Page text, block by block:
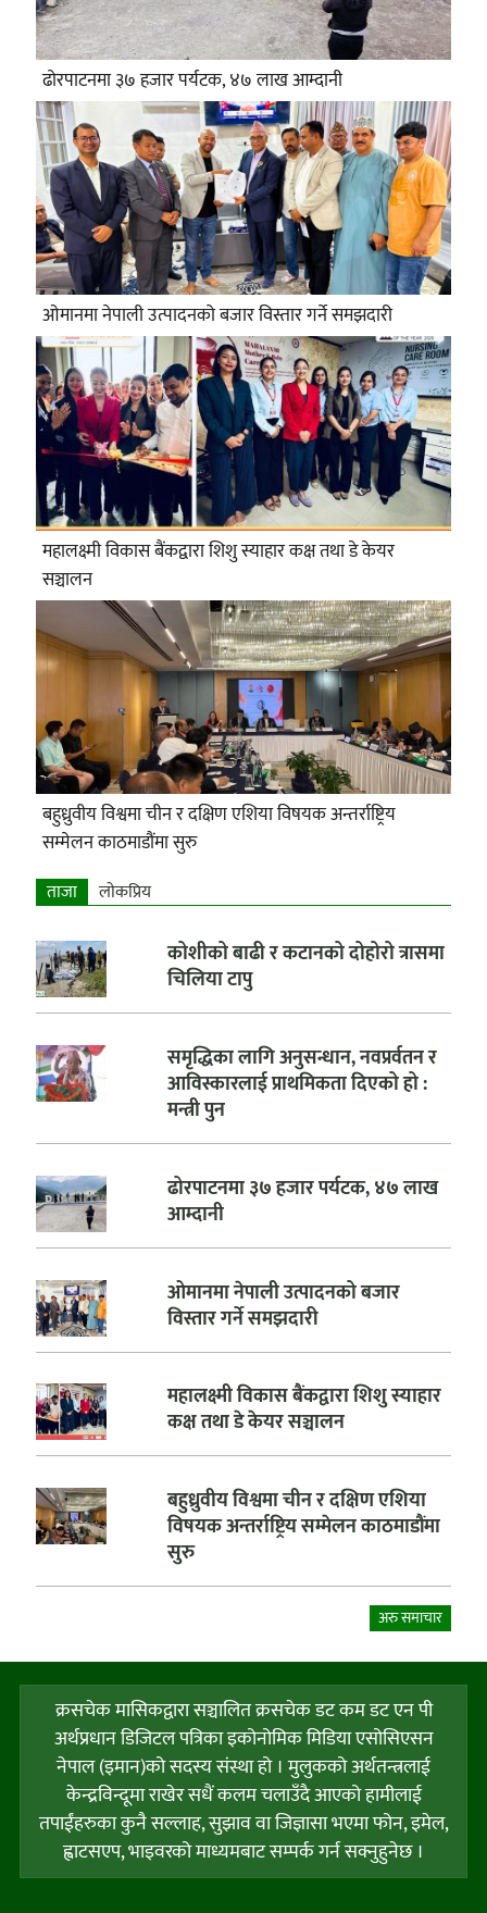
ढोरपाटनमा ३७ हजार पर्यटक, ४७ लाख आम्दानी
ओमानमा नेपाली उत्पादनको बजार विस्तार गर्ने समझदारी
महालक्ष्मी विकास बैंकद्वारा शिशु स्याहार कक्ष तथा डे केयर
सञ्चालन
बहुध्रुवीय विश्वमा चीन र दक्षिण एशिया विषयक अन्तर्राष्ट्रिय
सम्मेलन काठमाडौंमा सुरु
ताजा लाेकप्रिय
कोशीको बाढी र कटानको दोहोरो त्रासमा
चिलिया टापु
समृद्धिका लागि अनुसन्धान, नवप्रर्वतन र
आविस्कारलाई प्राथमिकता दिएको हो :
मन्त्री पुन
ढोरपाटनमा ३७ हजार पर्यटक, ४७ लाख
आम्दानी
ओमानमा नेपाली उत्पादनको बजार
विस्तार गर्ने समझदारी
महालक्ष्मी विकास बैंकद्वारा शिशु स्याहार
कक्ष तथा डे केयर सञ्चालन
बहुध्रुवीय विश्वमा चीन र दक्षिण एशिया
विषयक अन्तर्राष्ट्रिय सम्मेलन काठमाडौंमा
सुरु
अरु समाचार
क्रसचेक मासिकद्वारा सञ्चालित क्रसचेक डट कम डट एन पी
अर्थप्रधान डिजिटल पत्रिका इकोनोमिक मिडिया एसोसिएसन
नेपाल (इमान)को सदस्य संस्था हो । मुलुकको अर्थतन्त्रलाई
केन्द्रविन्दूमा राखेर सधैं कलम चलाउँदै आएको हामीलाई
तपाईंहरुका कुनै सल्लाह, सुझाव वा जिज्ञासा भएमा फोन, इमेल,
ह्वाटसएप, भाइवरको माध्यमबाट सम्पर्क गर्न सक्नुहुनेछ ।